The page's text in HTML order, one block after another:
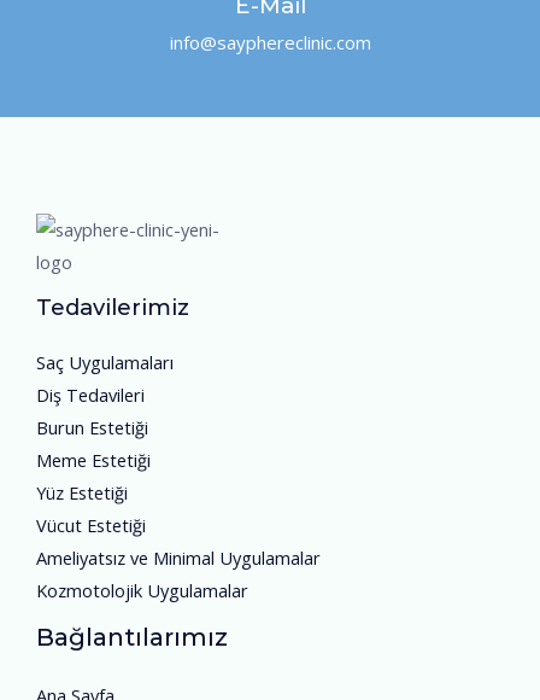
E-Mail
info@sayphereclinic.com
Tedavilerimiz
Saç Uygulamaları
Diş Tedavileri
Burun Estetiği
Meme Estetiği
Yüz Estetiği
Vücut Estetiği
Ameliyatsız ve Minimal Uygulamalar
Kozmotolojik Uygulamalar
Bağlantılarımız
Ana Sayfa